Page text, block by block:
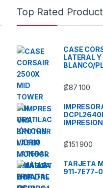
Top Rated
CASE
LATERAL
BLANCO/
₡87 100
₡151 900
TARJETA
911-7E77-